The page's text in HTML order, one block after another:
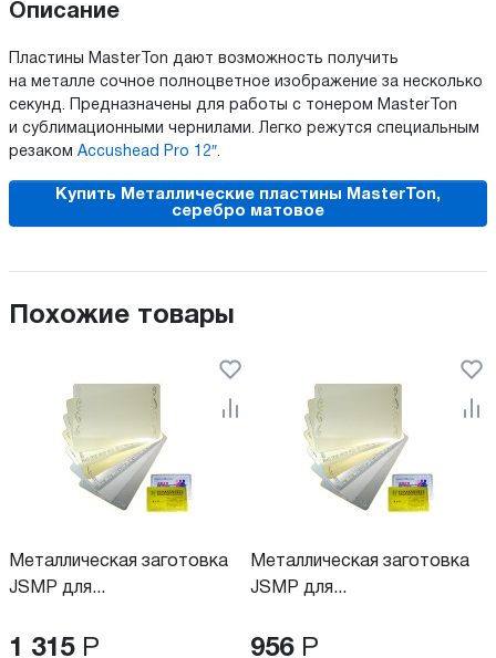
Описание
Пластины MasterTon дают возможность получить
на металле сочное полноцветное изображение за несколько
секунд. Предназначены для работы с тонером MasterTon
и сублимационными чернилами. Легко режутся специальным
резаком Accushead Pro 12″.
Купить Металлические пластины MasterTon,
серебро матовое
Похожие товары
Металлическая заготовка
JSMP для...
1 315 Р
Металлическая заготовка
JSMP для...
956 Р